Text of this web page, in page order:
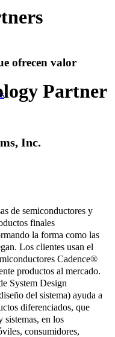
ofrecen valor
/ Cadence Design Systems
Partner
Inc.
de semiconductores y
finales
la forma como las
Los clientes usan el
Cadence®
productos al mercado.
System Design
del sistema) ayuda a
diferenciados, que
sistemas, en los
consumidores,